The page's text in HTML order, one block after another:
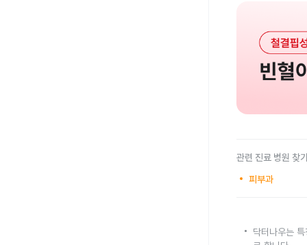
관련 진료 병원 찾
피부과
닥터나우는